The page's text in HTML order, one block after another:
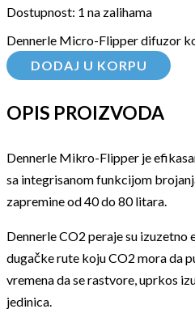
Dostupnost: 1 na zalihama
Dennerle Micro-Flipper difuzor
DODAJ U KORPU
OPIS PROIZVODA
Dennerle Mikro-Flipper je
sa integrisanom funkcijom
zapremine od 40 do 80 litara.
Dennerle CO2 peraje su izuzetno
dugačke rute koju CO2 mora da
vremena da se rastvore, uprkos
jedinica.